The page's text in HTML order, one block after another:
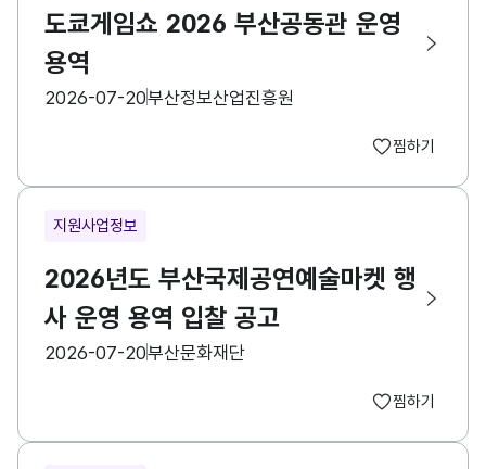
도쿄게임쇼 2026 부산공동관 운영
용역
등록일
2026-07-20수집기관부산정보산업진흥원
찜하기
지원사업정보
2026년도 부산국제공연예술마켓 행
사 운영 용역 입찰 공고
등록일
2026-07-20수집기관부산문화재단
찜하기